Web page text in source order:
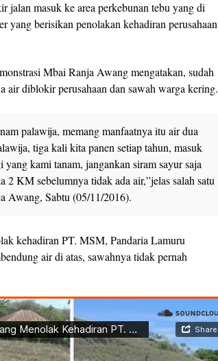
jalan masuk ke area perkebunan tebu yang di
yang berisikan penolakan kehadiran perusahaan
Mbai Ranja Awang mengatakan, sudah
air diblokir perusahaan dan sawah warga kering.
palawija, memang manfaatnya itu air dua
tiga kali kita panen setiap tahun, masuk
kami tanam, jangankan siram sayur saja
2 KM sebelumnya tidak ada air,”jelas salah satu
Awang, Sabtu (05/11/2016).
kehadiran PT. MSM, Pandaria Lamuru
air di atas, sawahnya tidak pernah